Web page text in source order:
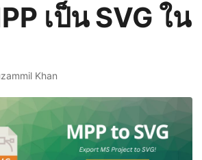
เป็น SVG ใน
Khan